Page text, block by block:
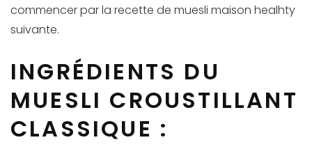
commencer par la recette de muesli maison healhty
suivante.
INGRÉDIENTS DU
MUESLI CROUSTILLANT
CLASSIQUE :